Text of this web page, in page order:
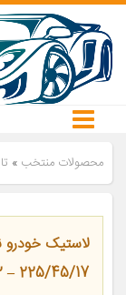
محصولات منتخب »
225/45/17 – 2 حلقه